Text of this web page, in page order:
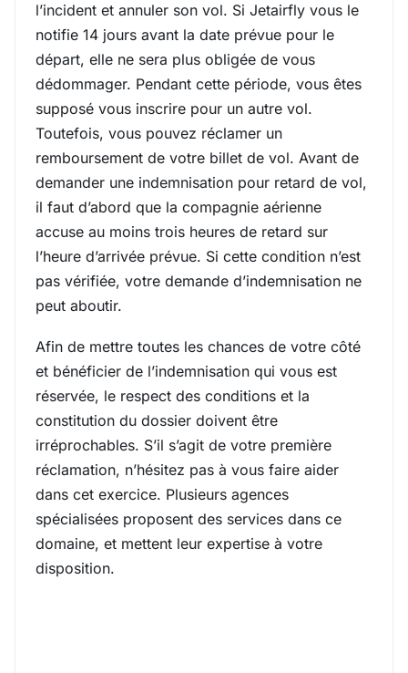
l’incident et annuler son vol. Si Jetairfly vous le
notifie 14 jours avant la date prévue pour le
départ, elle ne sera plus obligée de vous
dédommager. Pendant cette période, vous êtes
supposé vous inscrire pour un autre vol.
Toutefois, vous pouvez réclamer un
remboursement de votre billet de vol. Avant de
demander une indemnisation pour retard de vol,
il faut d’abord que la compagnie aérienne
accuse au moins trois heures de retard sur
l’heure d’arrivée prévue. Si cette condition n’est
pas vérifiée, votre demande d’indemnisation ne
peut aboutir.
Afin de mettre toutes les chances de votre côté
et bénéficier de l’indemnisation qui vous est
réservée, le respect des conditions et la
constitution du dossier doivent être
irréprochables. S’il s’agit de votre première
réclamation, n’hésitez pas à vous faire aider
dans cet exercice. Plusieurs agences
spécialisées proposent des services dans ce
domaine, et mettent leur expertise à votre
disposition.